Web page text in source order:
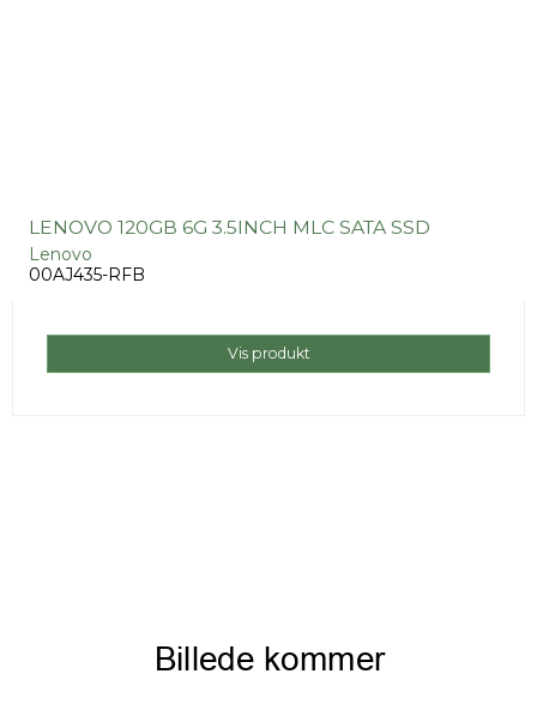
LENOVO 120GB 6G 3.5INCH MLC SATA SSD
Lenovo
00AJ435-RFB
Vis produkt